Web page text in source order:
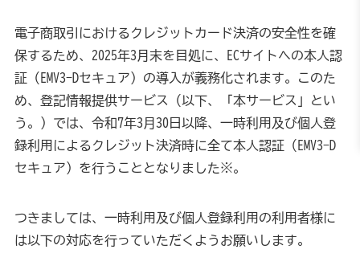
電子商取引におけるクレジットカード決済の安全性を確
保するため、2025年3月末を目処に、ECサイトへの本人認
証（EMV3-Dセキュア）の導入が義務化されます。このた
め、登記情報提供サービス（以下、「本サービス」とい
う。）では、令和7年3月30日以降、一時利用及び個人登
録利用によるクレジット決済時に全て本人認証（EMV3-D
セキュア）を行うこととなりました※。
つきましては、一時利用及び個人登録利用の利用者様に
は以下の対応を行っていただくようお願いします。